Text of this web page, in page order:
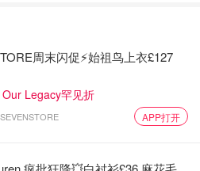
用，它的功能分为上中下三
纳手链，项链等较长的首饰，
中型首饰，下面一层带孔的很适
一些较重的戒指或者口红耳夹等
周末闪促⚡️始祖鸟上衣£127
Legacy罕见折
SEVENSTORE APP打开